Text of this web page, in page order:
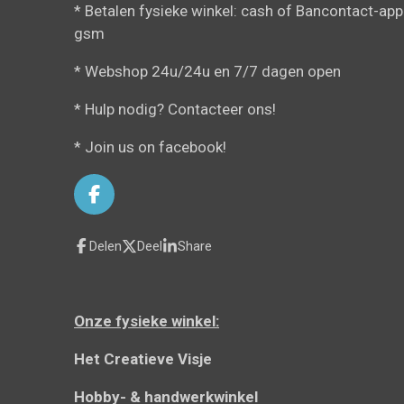
* Betalen fysieke winkel: cash of Bancontact-
gsm
* Webshop 24u/24u en 7/7 dagen open
* Hulp nodig? Contacteer ons!
* Join us on facebook!
F
a
c
e
k
Delen Deel Share
Onze fysieke winkel:
Het Creatieve Visje
Hobby- & handwerkwinkel